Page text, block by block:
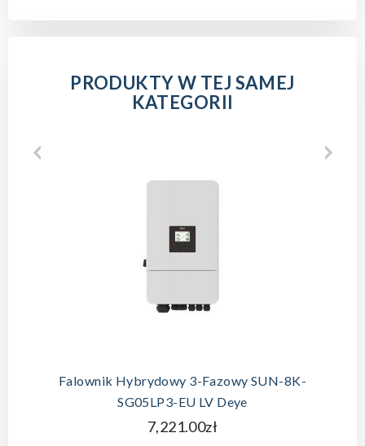
PRODUKTY W TEJ SAMEJ
KATEGORII
Falownik Hybrydowy 3-Fazowy SUN-8K-
SG05LP3-EU LV Deye
7,221.00zł